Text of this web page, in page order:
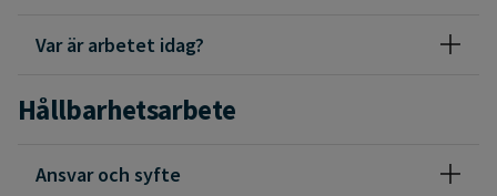
Var är arbetet idag?
Hållbarhetsarbete
Ansvar och syfte